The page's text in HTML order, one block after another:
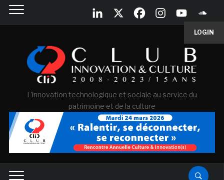
LOGIN
L'innovation technologique et sociale au service du
patrimoine et de la culture